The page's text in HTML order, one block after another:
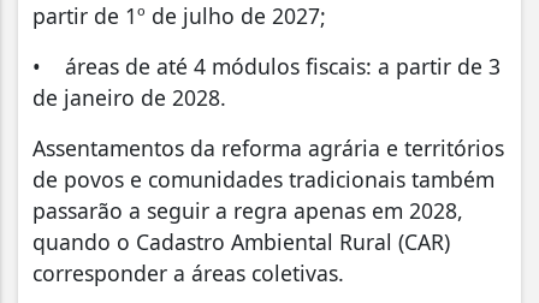
partir de 1º de julho de 2027;
• áreas de até 4 módulos fiscais: a partir de 3
de janeiro de 2028.
Assentamentos da reforma agrária e territórios
de povos e comunidades tradicionais também
passarão a seguir a regra apenas em 2028,
quando o Cadastro Ambiental Rural (CAR)
corresponder a áreas coletivas.